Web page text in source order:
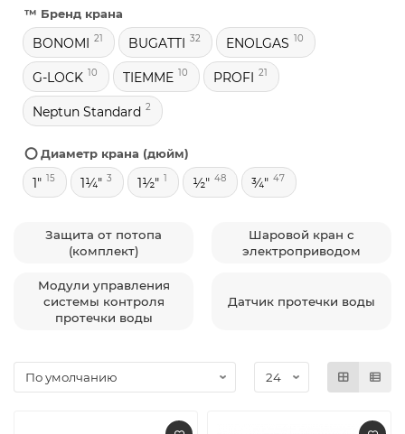
™️ Бренд крана
BONOMI 21 BUGATTI 32 ENOLGAS 10
G-LOCK 10 TIEMME 10 PROFI 21
Neptun Standard 2
⭕ Диаметр крана (дюйм)
1" 15 1¼" 3 1½" 1 ½" 48 ¾" 47
Защита от потопа
(комплект)
Шаровой кран с
электроприводом
Модули управления
системы контроля
протечки воды
Датчик протечки воды